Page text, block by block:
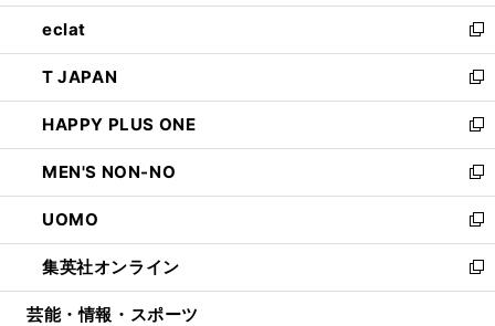
開
く
ウ
で
開
く
ン
ド
ウ
で
開
く
ウ
ィ
ン
ド
ウ
で
開
く
し
い
ウ
ィ
ン
ド
ウ
で
開
く
eclat
新
し
い
ウ
ィ
ン
ド
ウ
で
開
く
T JAPAN
新
し
い
ウ
ィ
ン
ド
ウ
で
開
HAPPY PLUS ONE
新
し
い
ウ
ィ
ン
ド
ウ
MEN'S NON-NO
新
し
い
ウ
ィ
ン
UOMO
新
し
い
ウ
集英社オンライン
新
し
芸能・情報・スポーツ